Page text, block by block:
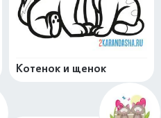
Котенок и щенок